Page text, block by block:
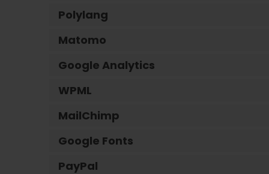
Polylang
Matomo
Google Analytics
WPML
MailChimp
Google Fonts
PayPal